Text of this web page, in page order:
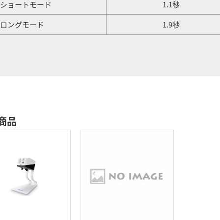
ートモード 1.1秒
グモード
1.9秒
品